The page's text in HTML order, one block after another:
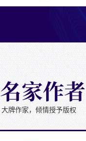
名家作者
大牌作家，倾情授予版权